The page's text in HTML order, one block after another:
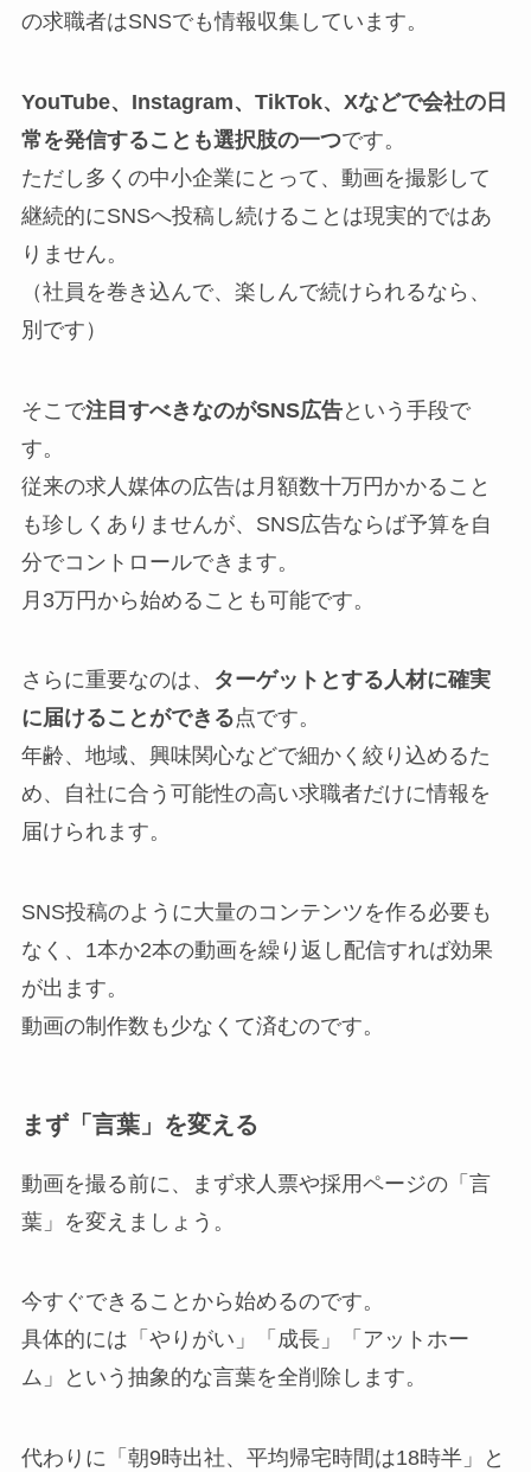
の求職者はSNSでも情報収集しています。
YouTube、Instagram、TikTok、Xなどで会社の日
常を発信することも選択肢の一つです。
ただし多くの中小企業にとって、動画を撮影して
継続的にSNSへ投稿し続けることは現実的ではあ
りません。
（社員を巻き込んで、楽しんで続けられるなら、
別です）
そこで注目すべきなのがSNS広告という手段で
す。
従来の求人媒体の広告は月額数十万円かかること
も珍しくありませんが、SNS広告ならば予算を自
分でコントロールできます。
月3万円から始めることも可能です。
さらに重要なのは、
ターゲットとする人材に確実
に届けることができる点です。
年齢、地域、興味関心などで細かく絞り込めるた
め、自社に合う可能性の高い求職者だけに情報を
届けられます。
SNS投稿のように大量のコンテンツを作る必要も
なく、1本か2本の動画を繰り返し配信すれば効果
が出ます。
動画の制作数も少なくて済むのです。
まず「言葉」を変える
動画を撮る前に、まず求人票や採用ページの「言
葉」を変えましょう。
今すぐできることから始めるのです。
具体的には「やりがい」「成長」「アットホー
ム」という抽象的な言葉を全削除します。
代わりに「朝9時出社、平均帰宅時間は18時半」と